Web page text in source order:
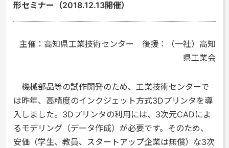
形セミナー（2018.12.13開催）
主催：高知県工業技術センター 後援：（一社）高知
県工業会
機械部品等の試作開発のため、工業技術センターで
は昨年、高精度のインクジェット方式3Dプリンタを導
入しました。3Dプリンタの利用には、3次元CADによ
るモデリング（データ作成）が必要です。そのため、
安価（学生、教員、スタートアップ企業は無償）な3次